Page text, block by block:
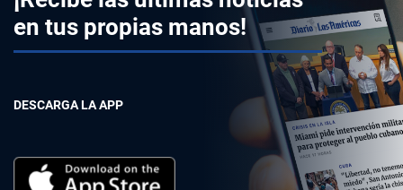
en tus propias manos!
DESCARGA LA APP